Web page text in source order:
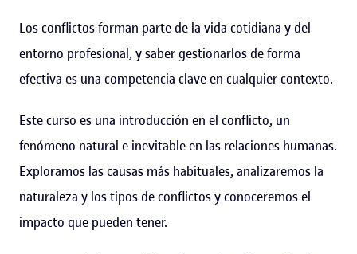
Los conflictos forman parte de la vida cotidiana y del
entorno profesional, y saber gestionarlos de forma
efectiva es una competencia clave en cualquier contexto.
Este curso es una introducción en el conflicto, un
fenómeno natural e inevitable en las relaciones humanas.
Exploramos las causas más habituales, analizaremos la
naturaleza y los tipos de conflictos y conoceremos el
impacto que pueden tener.